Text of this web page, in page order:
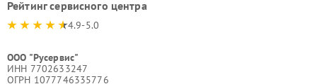
Рейтинг сервисного центра
4.9-5.0
ООО "Русервис"
ИНН 7702633247
ОГРН 1077746335776